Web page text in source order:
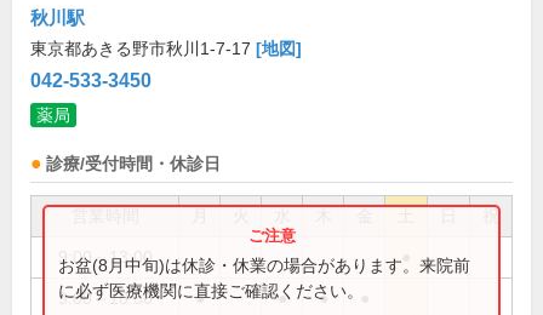
秋川駅
東京都あきる野市秋川1-7-17 [地図]
042-533-3450
薬局
診療/受付時間・休診日
祝
9:00～13:00
9:00～18:30 ● ● ●
お盆(8月中旬)は休診・休業の場合があります。来院前
に必ず医療機関に直接ご確認ください。